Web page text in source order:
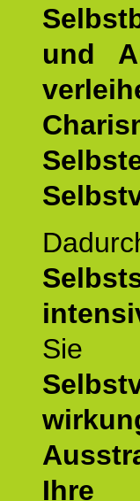
und
Sie
Ihre